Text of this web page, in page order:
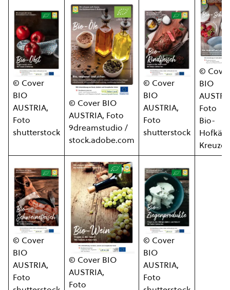
© Cover
BIO
AUSTRIA,
Foto
shutterstock
© Cover BIO
AUSTRIA, Foto
9dreamstudio /
stock.adobe.com
© Cover
BIO
AUSTRIA,
Foto
shutterstock
© Cover
BIO
Foto
Bio-
Kreuzer
© Cover
BIO
AUSTRIA,
Foto
© Cover BIO
AUSTRIA,
Foto
© Cover
BIO
AUSTRIA,
Foto